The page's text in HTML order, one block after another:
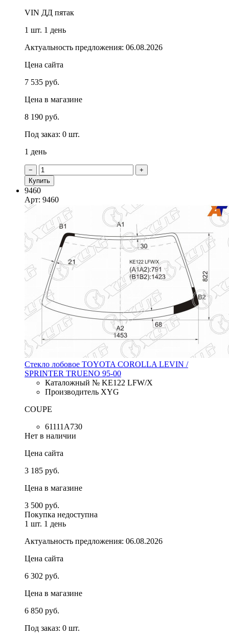
VIN ДД пятак
1 шт. 1 день
Актуальность предложения: 06.08.2026
Цена сайта
7 535 руб.
Цена в магазине
8 190 руб.
Под заказ: 0 шт.
1 день
−
+
Купить
9460
Арт: 9460
Стекло лобовое TOYOTA COROLLA LEVIN /
SPRINTER TRUENO 95-00
Каталожный № KE122 LFW/X
Производитель XYG
COUPE
61111A730
Нет в наличии
Цена сайта
3 185 руб.
Цена в магазине
3 500 руб.
Покупка недоступна
1 шт. 1 день
Актуальность предложения: 06.08.2026
Цена сайта
6 302 руб.
Цена в магазине
6 850 руб.
Под заказ: 0 шт.